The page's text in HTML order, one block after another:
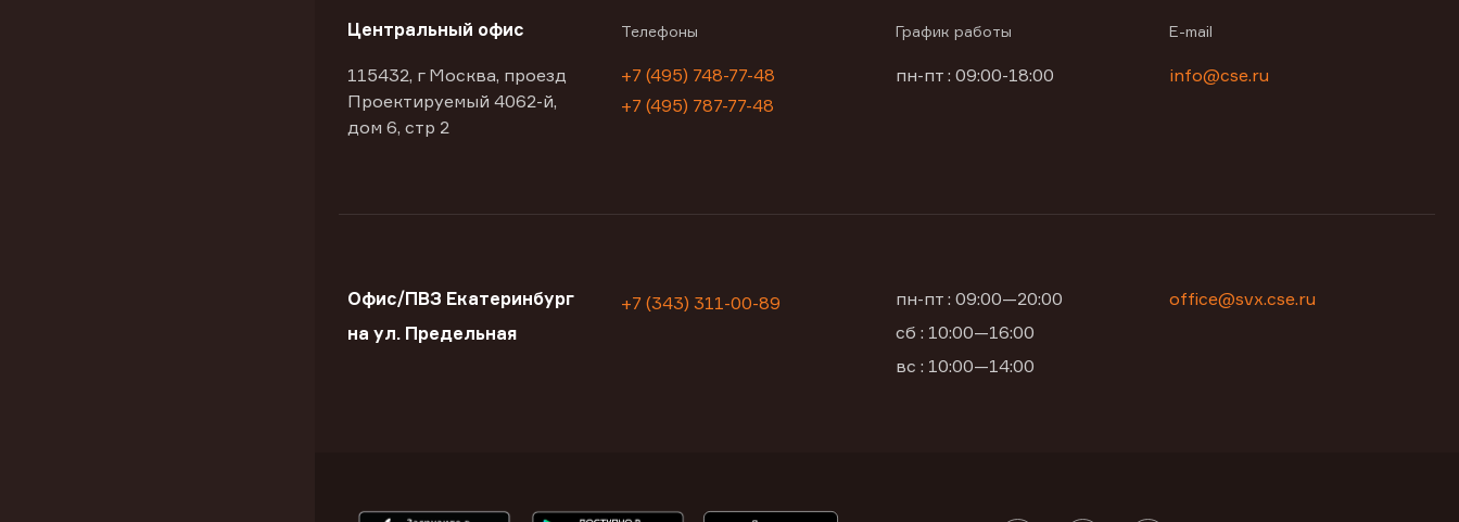
Центральный офис
115432, г Москва, проезд
Проектируемый 4062-й,
дом 6, стр 2
Телефоны
+7 (495) 748-77-48
+7 (495) 787-77-48
График работы
пн-пт : 09:00-18:00
E-mail
info@cse.ru
Офис/ПВЗ Екатеринбург
на ул. Предельная
+7 (343) 311-00-89
пн-пт : 09:00—20:00
сб : 10:00—16:00
вс : 10:00—14:00
office@svx.cse.ru